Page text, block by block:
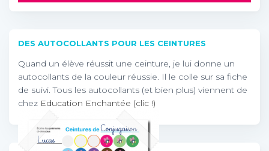
DES AUTOCOLLANTS POUR LES CEINTURES
Quand un élève réussit une ceinture, je lui donne un
autocollants de la couleur réussie. Il le colle sur sa fiche
de suivi. Tous les autocollants (et bien plus) viennent de
chez Education Enchantée (clic !)